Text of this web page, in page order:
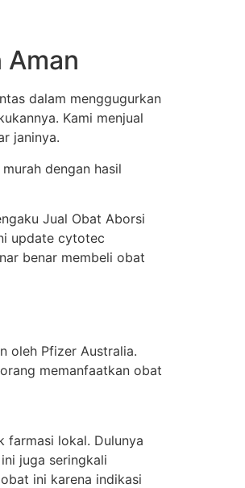
dalam menggugurkan
Kami menjual
janinya.
dengan hasil
Jual Obat Aborsi
update cytotec
benar membeli obat
oleh Pfizer Australia.
memanfaatkan obat
farmasi lokal. Dulunya
juga seringkali
ini karena indikasi